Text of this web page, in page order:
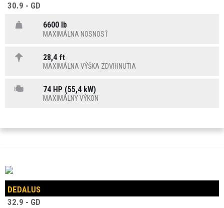
30.9 - GD
6600 lb
MAXIMÁLNA NOSNOSŤ
28,4 ft
MAXIMÁLNA VÝŠKA ZDVIHNUTIA
74 HP (55,4 kW)
MAXIMÁLNY VÝKON
DEDALUS
32.9 - GD